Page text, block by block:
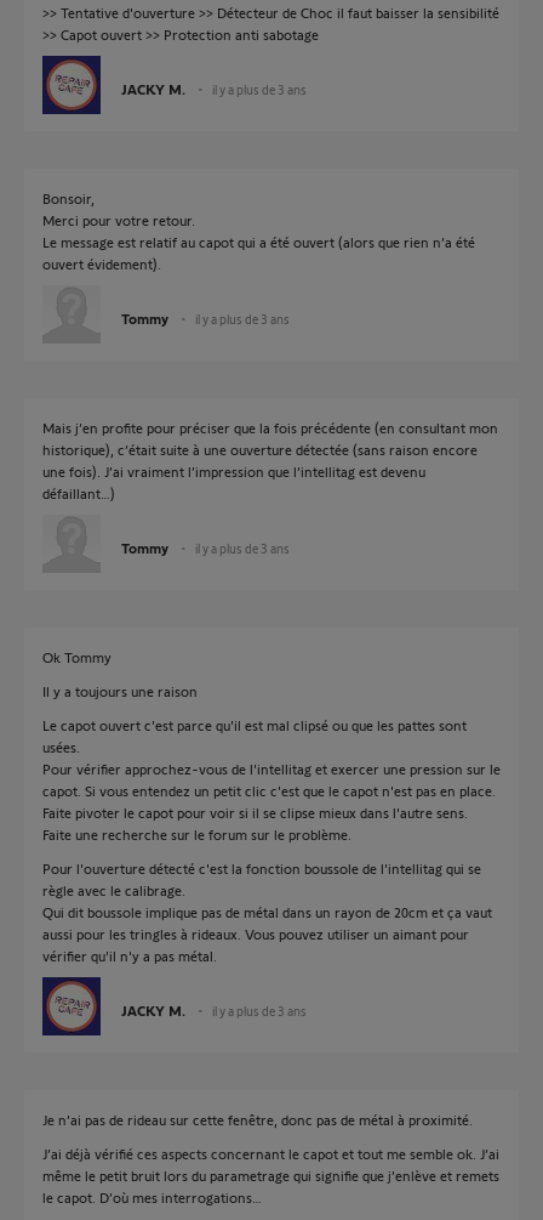
>> Tentative d'ouverture >> Détecteur de Choc il faut baisser la sensibilité
>> Capot ouvert >> Protection anti sabotage
JACKY M. il y a plus de 3 ans
Bonsoir,
Merci pour votre retour.
Le message est relatif au capot qui a été ouvert (alors que rien n’a été
ouvert évidement).
Tommy il y a plus de 3 ans
Mais j’en profite pour préciser que la fois précédente (en consultant mon
historique), c’était suite à une ouverture détectée (sans raison encore
une fois). J’ai vraiment l’impression que l’intellitag est devenu
défaillant…)
Tommy il y a plus de 3 ans
Ok Tommy
Il y a toujours une raison
Le capot ouvert c'est parce qu'il est mal clipsé ou que les pattes sont
usées.
Pour vérifier approchez-vous de l'intellitag et exercer une pression sur le
capot. Si vous entendez un petit clic c'est que le capot n'est pas en place.
Faite pivoter le capot pour voir si il se clipse mieux dans l'autre sens.
Faite une recherche sur le forum sur le problème.
Pour l'ouverture détecté c'est la fonction boussole de l'intellitag qui se
règle avec le calibrage.
Qui dit boussole implique pas de métal dans un rayon de 20cm et ça vaut
aussi pour les tringles à rideaux. Vous pouvez utiliser un aimant pour
vérifier qu'il n'y a pas métal.
JACKY M. il y a plus de 3 ans
Je n’ai pas de rideau sur cette fenêtre, donc pas de métal à proximité.
J’ai déjà vérifié ces aspects concernant le capot et tout me semble ok. J’ai
même le petit bruit lors du parametrage qui signifie que j’enlève et remets
le capot. D’où mes interrogations…